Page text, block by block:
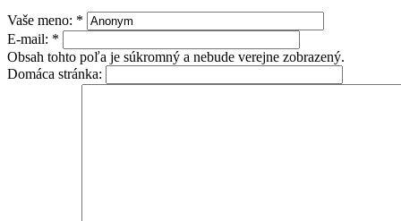
Vaše meno: *
E-mail: *
Obsah tohto poľa je súkromný a nebude verejne zobrazený.
Domáca stránka: